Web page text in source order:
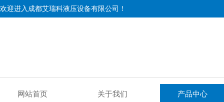
欢迎进入成都艾瑞科液压设备有限公司！
网站首页 关于我们 产品中心